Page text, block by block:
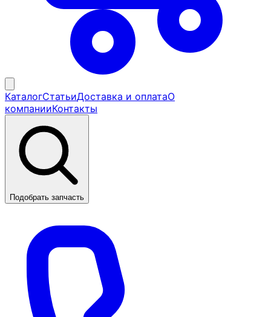
КаталогСтатьиДоставка и оплатаО
компанииКонтакты
Подобрать запчасть